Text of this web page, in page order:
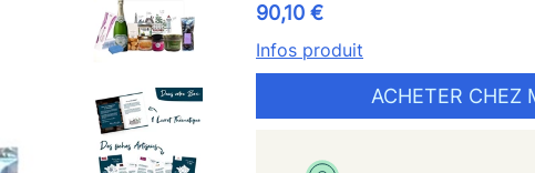
90,10 €
Infos produit
ACHETER CHEZ